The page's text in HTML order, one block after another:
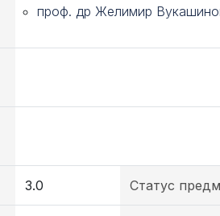
проф. др Желимир
3.0 Статус